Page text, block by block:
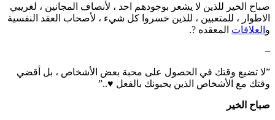
صباح الخير للذين لا يشعر بوجودهم احد ، لأنصاف المجانين ، لغريبي
الاطوار ، للمتعبين ، للذين خسروا كل شيء ، لأصحاب العقد النفسية
و العلاقات المعقده ?.
–
‏”لا تضيع وقتك في الحصول على محبة بعض الأشخاص ، بل أقضي
وقتك مع الأشخاص الذين يحبونك بالفعل ♥️..”
صباح الخير